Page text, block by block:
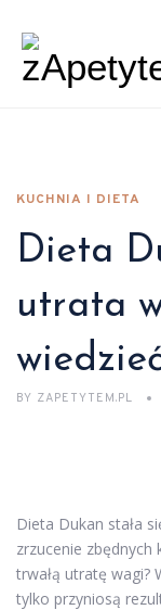
KUCHNIA I DIETA
Dieta
utrata
BY ZAPETYTEM.PL
Dieta Dukan stała
zrzucenie zbędnych
trwałą utratę wagi?
tylko przyniosą